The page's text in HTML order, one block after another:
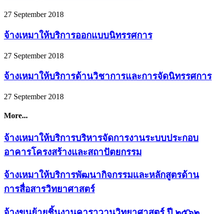
27 September 2018
จ้างเหมาให้บริการออกแบบนิทรรศการ
27 September 2018
จ้างเหมาให้บริการด้านวิชาการและการจัดนิทรรศการ
27 September 2018
More...
จ้างเหมาให้บริการบริหารจัดการงานระบบประกอบ
อาคารโครงสร้างและสถาปัตยกรรม
จ้างเหมาให้บริการพัฒนากิจกรรมและหลักสูตรด้าน
การสื่อสารวิทยาศาสตร์